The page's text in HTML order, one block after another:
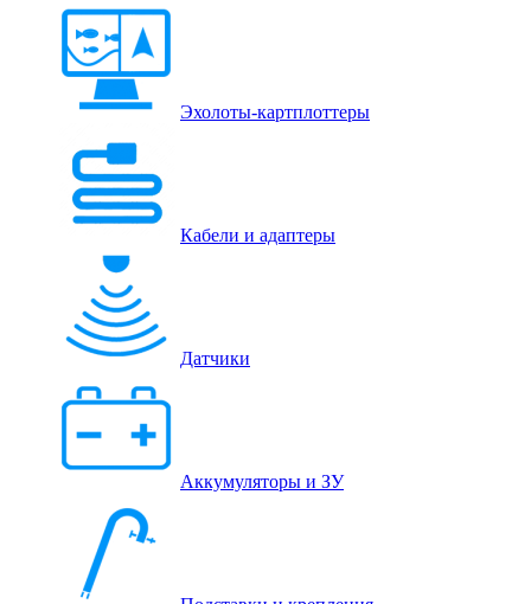
Эхолоты-картплоттеры
Кабели и адаптеры
Датчики
Аккумуляторы и ЗУ